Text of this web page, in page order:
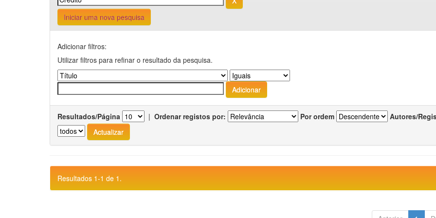
Iniciar uma nova pesquisa
Adicionar filtros:
Utilizar filtros para refinar o resultado da pesquisa.
Resultados/Página | Ordenar registos por: Por ordem Autores/
Resultados 1-1 de 1.